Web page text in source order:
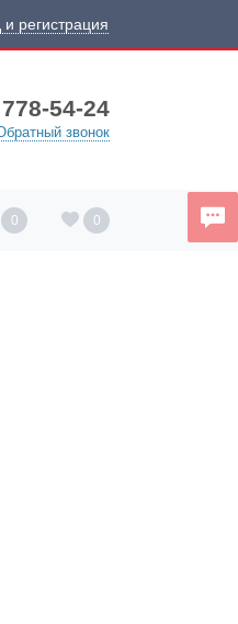
и регистрация
54-24
звонок
0 0